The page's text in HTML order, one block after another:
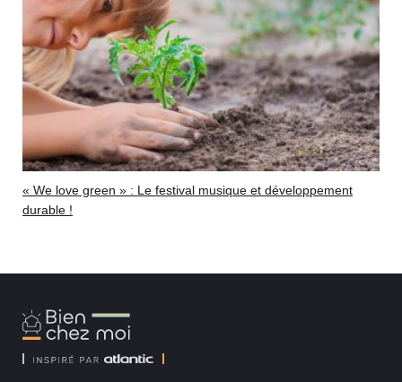
« We love green » : Le festival musique et développement
durable !
Bien
Chez